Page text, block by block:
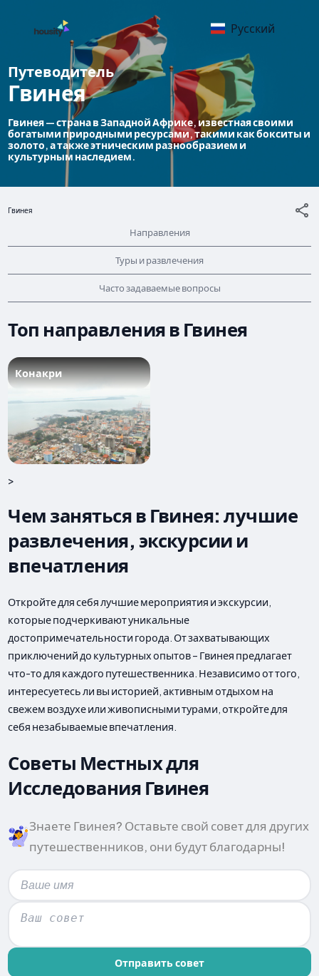
Русский
Путеводитель
Гвинея
Гвинея — страна в Западной Африке, известная своими
богатыми природными ресурсами, такими как бокситы и
золото, а также этническим разнообразием и
культурным наследием.
Гвинея
Направления
Туры и развлечения
Часто задаваемые вопросы
Топ направления в Гвинея
Конакри
>
Чем заняться в Гвинея: лучшие
развлечения, экскурсии и
впечатления
Откройте для себя лучшие мероприятия и экскурсии,
которые подчеркивают уникальные
достопримечательности города. От захватывающих
приключений до культурных опытов – Гвинея предлагает
что-то для каждого путешественника. Независимо от того,
интересуетесь ли вы историей, активным отдыхом на
свежем воздухе или живописными турами, откройте для
себя незабываемые впечатления.
Советы Местных для
Исследования Гвинея
Знаете Гвинея? Оставьте свой совет для других
путешественников, они будут благодарны!
Отправить совет